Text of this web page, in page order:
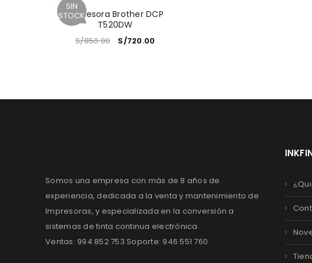
SIN
STOCK
Impresora Brother DCP
T520DW
S/850.00 S/720.00
Somos una empresa con más de 8 años de
experiencia, dedicada a la venta y mantenimiento de
Impresoras, y especializada en la conversión a
sistemas de tinta continua electrónica.
Ventas: 994 852 753 Soporte: 946 551 760